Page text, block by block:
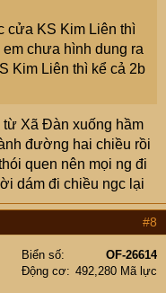
cửa KS Kim Liên thì
chưa hình dung ra
Kim Liên thì kể cả 2b
Xã Đàn xuống hầm
đường hai chiều rồi
quen nên mọi ng đi
dám đi chiều ngc lại
#8
Biển số
OF-26614
Động cơ
492,280 Mã lực